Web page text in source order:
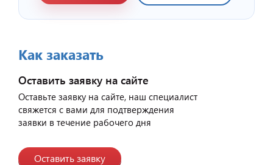
Как заказать
Оставить заявку на сайте
Оставьте заявку на сайте, наш специалист
свяжется с вами для подтверждения
заявки в течение рабочего дня
Оставить заявку